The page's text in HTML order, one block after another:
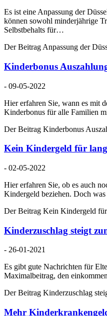
Es ist eine Anpassung der
können sowohl minderjährige
Selbstbehalts für…
Der Beitrag Anpassung der
Kinderbonus
- 09-05-2022
Hier erfahren Sie, wann es mit
Kinderbonus für alle Familien
Der Beitrag Kinderbonus
Kein Kindergeld für
- 02-05-2022
Hier erfahren Sie, ob es auch
Kindergeld beziehen. Doch
Der Beitrag Kein Kindergeld für
Kinderzuschlag steigt
- 26-01-2021
Es gibt gute Nachrichten für
Maximalbeitrag, den
Der Beitrag Kinderzuschlag
Mehr